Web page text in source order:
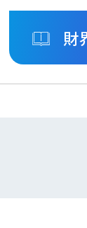
財